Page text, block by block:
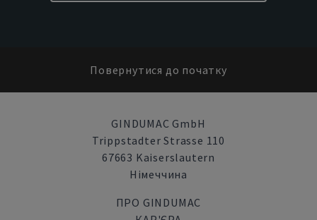
Повернутися до початку
GINDUMAC GmbH
Trippstadter Strasse 110
67663 Kaiserslautern
Німеччина
ПРО GINDUMAC